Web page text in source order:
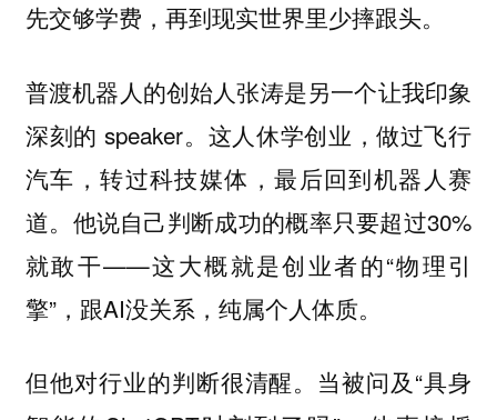
先交够学费，再到现实世界里少摔跟头。
普渡机器人的创始人张涛是另一个让我印象
深刻的 speaker。这人休学创业，做过飞行
汽车，转过科技媒体，最后回到机器人赛
道。他说自己判断成功的概率只要超过30%
就敢干——这大概就是创业者的“物理引
擎”，跟AI没关系，纯属个人体质。
但他对行业的判断很清醒。当被问及“具身